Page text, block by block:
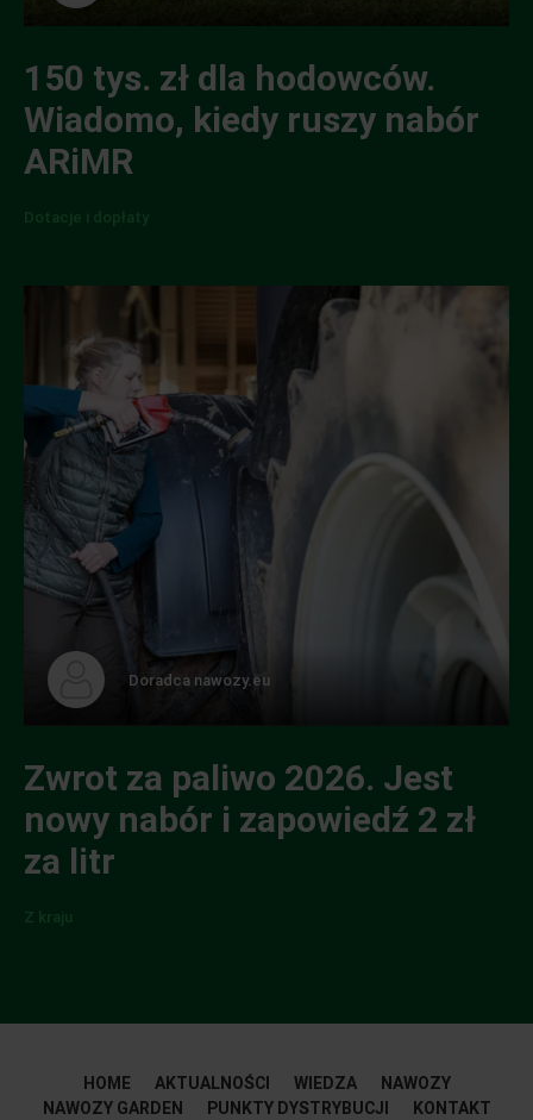
150 tys. zł dla hodowców.
Wiadomo, kiedy ruszy nabór
ARiMR
Dotacje i dopłaty
Doradca nawozy.eu
Zwrot za paliwo 2026. Jest
nowy nabór i zapowiedź 2 zł
za litr
Z kraju
HOME AKTUALNOŚCI WIEDZA
NAWOZY
NAWOZY GARDEN
PUNKTY DYSTRYBUCJI KONTAKT